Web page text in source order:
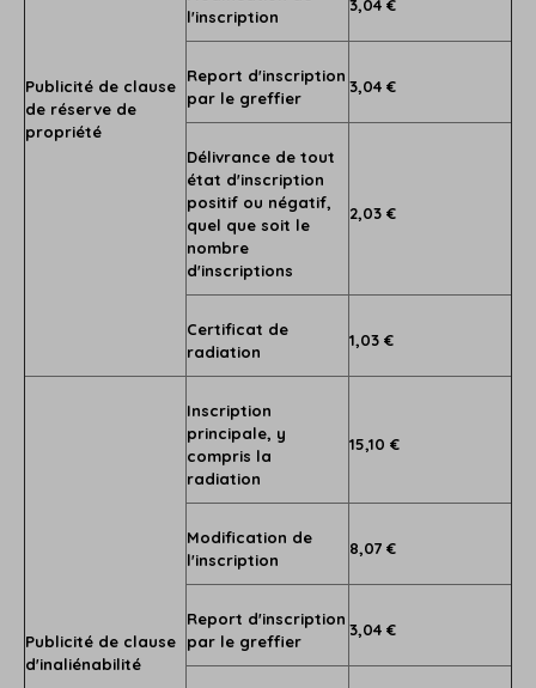
Publicité de clause
de réserve de
propriété
l'inscription
3,04 €
Report d'inscription
par le greffier
3,04 €
Délivrance de tout
état d'inscription
positif ou négatif,
quel que soit le
nombre
d'inscriptions
2,03 €
Certificat de
radiation
1,03 €
Publicité de clause
d'inaliénabilité
Inscription
principale, y
compris la
radiation
15,10 €
Modification de
l'inscription
8,07 €
Report d'inscription
par le greffier
3,04 €